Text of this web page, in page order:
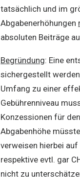
tatsächlich und im
Abgabenerhöhungen
absoluten Beiträge
Begründung: Eine
sichergestellt
Umfang zu einer
Gebührenniveau
Konzessionen für
Abgabenhöhe
verweisen hierbei
respektive evtl. gar
nicht zu